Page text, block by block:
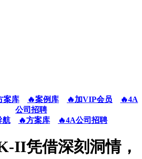
案库 🔥案例库 🔥加VIP会员
🔥4A
公司招聘
航
🔥方案库 🔥4A公司招聘
II凭借深刻洞情，